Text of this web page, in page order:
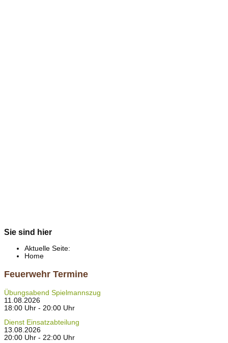
Sie sind hier
Aktuelle Seite:
Home
Feuerwehr Termine
Übungsabend Spielmannszug
11.08.2026
18:00 Uhr - 20:00 Uhr
Dienst Einsatzabteilung
13.08.2026
20:00 Uhr - 22:00 Uhr